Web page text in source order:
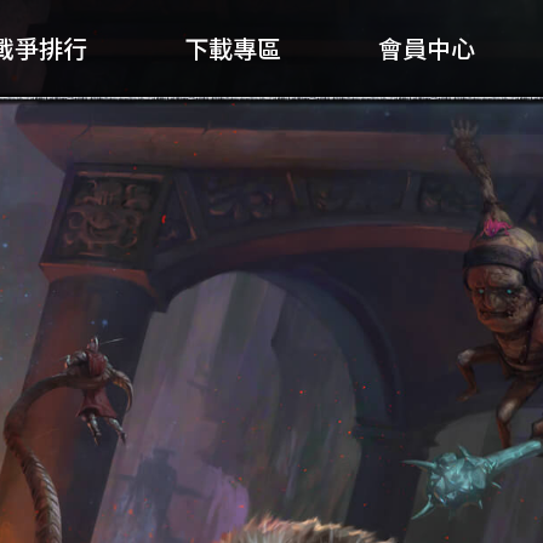
爭排行 下載專區 會員中心